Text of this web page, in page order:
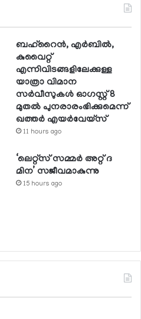
ബഹ്റൈന്‍, എര്‍ബില്‍,
കുവൈറ്റ്
എന്നിവിടങ്ങളിലേക്കുള്ള
യാത്രാ വിമാന
സര്‍വീസുകള്‍ ഓഗസ്റ്റ് 8
മുതല്‍ പുനരാരംഭിക്കുമെന്ന്
ഖത്തര്‍ എയര്‍വേയ്സ്
11 hours ago
‘ലെറ്റ്‌സ് സമ്മര്‍ അറ്റ് ദ
മിന’ സജീവമാകുന്നു
15 hours ago